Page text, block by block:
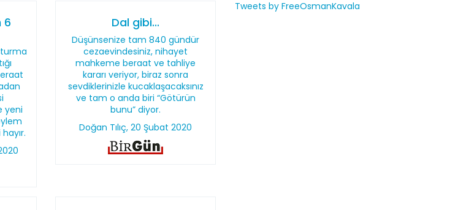
6
yeni
Dal gibi...
Düşünsenize tam 840 gündür
cezaevindesiniz, nihayet
mahkeme beraat ve tahliye
kararı veriyor, biraz sonra
sevdiklerinizle kucaklaşacaksınız
ve tam o anda biri “Götürün
bunu” diyor.
Doğan Tılıç, 20 Şubat 2020
Tweets by FreeOsmanKavala